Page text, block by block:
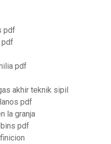
pdf
pdf
pdf
akhir teknik sipil
pdf
la granja
pdf